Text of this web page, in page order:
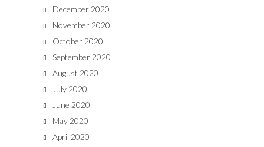
December 2020
November 2020
October 2020
September 2020
August 2020
July 2020
June 2020
May 2020
April 2020